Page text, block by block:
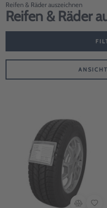
Reifen & Räder auszeichnen
Reifen & Räder